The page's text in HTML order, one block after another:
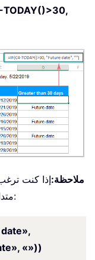
TODAY()>30,
ملاحظة:إذا كنت
فتحتاج إلى استخدام دالة IF متداخلة كالتالي:
«»))